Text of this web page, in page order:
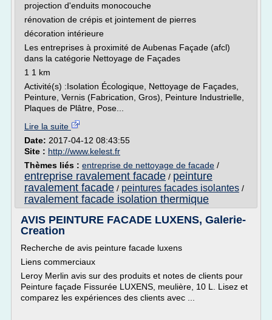
projection d'enduits monocouche
rénovation de crépis et jointement de pierres
décoration intérieure
Les entreprises à proximité de Aubenas Façade (afcl)
dans la catégorie Nettoyage de Façades
1 1 km
Activité(s) :Isolation Écologique, Nettoyage de Façades,
Peinture, Vernis (Fabrication, Gros), Peinture Industrielle,
Plaques de Plâtre, Pose...
Lire la suite
Date: 2017-04-12 08:43:55
Site : http://www.kelest.fr
Thèmes liés : entreprise de nettoyage de facade /
entreprise ravalement facade / peinture
ravalement facade / peintures facades isolantes /
ravalement facade isolation thermique
AVIS PEINTURE FACADE LUXENS, Galerie-
Creation
Recherche de avis peinture facade luxens
Liens commerciaux
Leroy Merlin avis sur des produits et notes de clients pour
Peinture façade Fissurée LUXENS, meulière, 10 L. Lisez et
comparez les expériences des clients avec ...